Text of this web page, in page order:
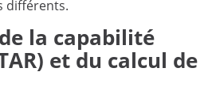
différents.
la capabilité
et du calcul de